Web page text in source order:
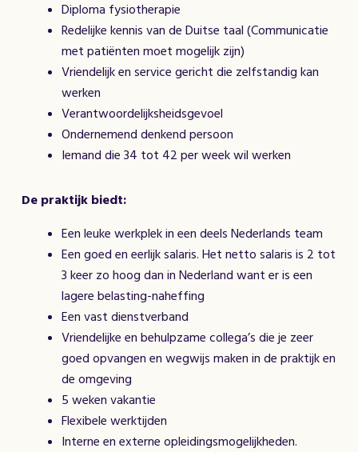
Diploma fysiotherapie
Redelijke kennis van de Duitse taal (Communicatie
met patiënten moet mogelijk zijn)
Vriendelijk en service gericht die zelfstandig kan
werken
Verantwoordelijksheidsgevoel
Ondernemend denkend persoon
Iemand die 34 tot 42 per week wil werken
De praktijk biedt:
Een leuke werkplek in een deels Nederlands team
Een goed en eerlijk salaris. Het netto salaris is 2 tot
3 keer zo hoog dan in Nederland want er is een
lagere belasting-naheffing
Een vast dienstverband
Vriendelijke en behulpzame collega’s die je zeer
goed opvangen en wegwijs maken in de praktijk en
de omgeving
5 weken vakantie
Flexibele werktijden
Interne en externe opleidingsmogelijkheden.